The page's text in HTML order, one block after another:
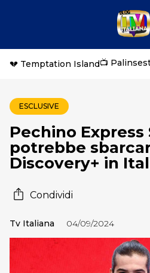
💔 Temptation Island📺
ESCLUSIVE
Pechino Express
potrebbe
Discovery+ in
Condividi
Tv Italiana 04/09/2024